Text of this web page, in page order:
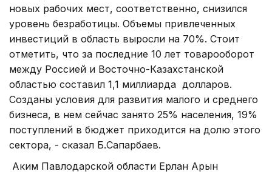
новых рабочих мест, соответственно, снизился
уровень безработицы. Объемы привлеченных
инвестиций в область выросли на 70%. Стоит
отметить, что за последние 10 лет товарооборот
между Россией и Восточно-Казахстанской
областью составил 1,1 миллиарда долларов.
Созданы условия для развития малого и среднего
бизнеса, в нем сейчас занято 25% населения, 19%
поступлений в бюджет приходится на долю этого
сектора, - сказал Б.Сапарбаев.
Аким Павлодарской области Ерлан Арын